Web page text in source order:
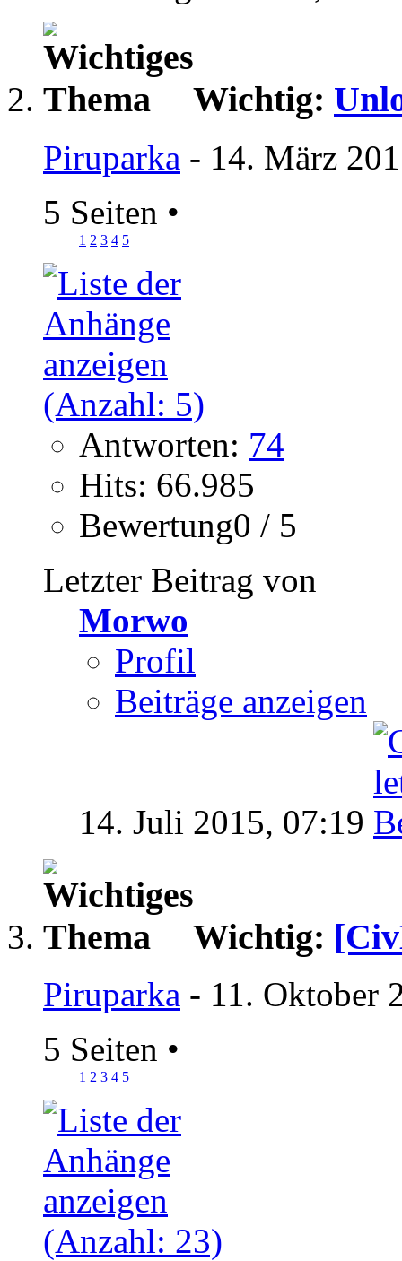
Wichtig:
Piruparka - 14. März
5 Seiten •
1 2 3 4 5
Antworten: 74
Hits: 66.985
Bewertung0 / 5
Letzter Beitrag von
Morwo
Profil
Beiträge anzeigen
14. Juli 2015, 07:19
Wichtig:
Piruparka - 11. Oktober
5 Seiten •
1 2 3 4 5